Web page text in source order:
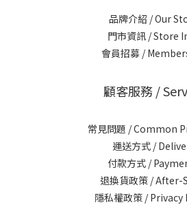
品牌介紹 / Our
門市資訊 / Store
會員招募 /
顧客服務 /
常見問題 / Common
運送方式 /
付款方式 /
退換貨政策 / After-
隱私權政策 / Privacy